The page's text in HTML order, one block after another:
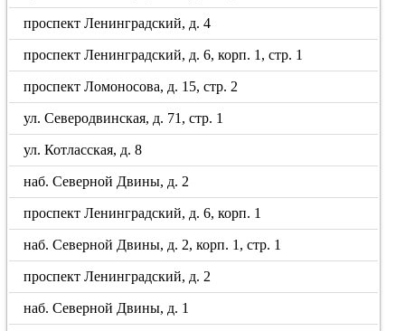
проспект Ленинградский, д. 4
проспект Ленинградский, д. 6, корп. 1, стр. 1
проспект Ломоносова, д. 15, стр. 2
ул. Северодвинская, д. 71, стр. 1
ул. Котласская, д. 8
наб. Северной Двины, д. 2
проспект Ленинградский, д. 6, корп. 1
наб. Северной Двины, д. 2, корп. 1, стр. 1
проспект Ленинградский, д. 2
наб. Северной Двины, д. 1